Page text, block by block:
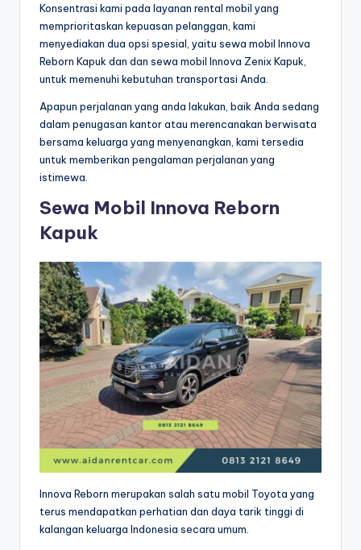
Konsentrasi kami pada layanan rental mobil yang
memprioritaskan kepuasan pelanggan, kami
menyediakan dua opsi spesial, yaitu sewa mobil Innova
Reborn Kapuk dan dan sewa mobil Innova Zenix Kapuk,
untuk memenuhi kebutuhan transportasi Anda.
Apapun perjalanan yang anda lakukan, baik Anda sedang
dalam penugasan kantor atau merencanakan berwisata
bersama keluarga yang menyenangkan, kami tersedia
untuk memberikan pengalaman perjalanan yang
istimewa.
Sewa Mobil Innova Reborn
Kapuk
Innova Reborn merupakan salah satu mobil Toyota yang
terus mendapatkan perhatian dan daya tarik tinggi di
kalangan keluarga Indonesia secara umum.